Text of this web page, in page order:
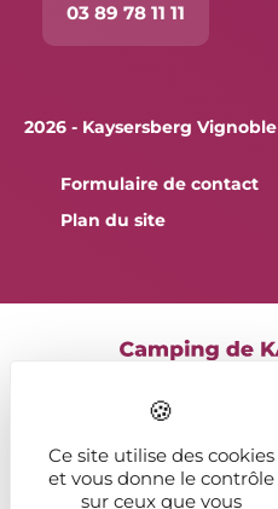
03 89 78 11 11
2026 - Kaysersberg Vignoble
Formulaire de contact
Plan du site
Ce site utilise des cookies
et vous donne le contrôle
sur ceux que vous